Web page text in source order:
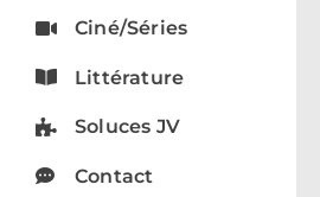
Ciné/Séries
Littérature
Soluces JV
Contact